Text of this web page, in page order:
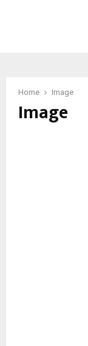
Home Image
Image